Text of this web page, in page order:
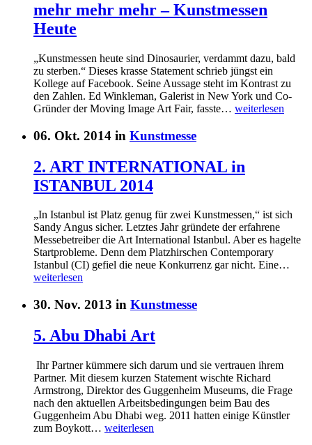
mehr mehr mehr – Kunstmessen
Heute
„Kunstmessen heute sind Dinosaurier, verdammt dazu, bald
zu sterben.“ Dieses krasse Statement schrieb jüngst ein
Kollege auf Facebook. Seine Aussage steht im Kontrast zu
den Zahlen. Ed Winkleman, Galerist in New York und Co-
Gründer der Moving Image Art Fair, fasste… weiterlesen
06. Okt. 2014 in Kunstmesse
2. ART INTERNATIONAL in
ISTANBUL 2014
„In Istanbul ist Platz genug für zwei Kunstmessen,“ ist sich
Sandy Angus sicher. Letztes Jahr gründete der erfahrene
Messebetreiber die Art International Istanbul. Aber es hagelte
Startprobleme. Denn dem Platzhirschen Contemporary
Istanbul (CI) gefiel die neue Konkurrenz gar nicht. Eine…
weiterlesen
30. Nov. 2013 in Kunstmesse
5. Abu Dhabi Art
Ihr Partner kümmere sich darum und sie vertrauen ihrem
Partner. Mit diesem kurzen Statement wischte Richard
Armstrong, Direktor des Guggenheim Museums, die Frage
nach den aktuellen Arbeitsbedingungen beim Bau des
Guggenheim Abu Dhabi weg. 2011 hatten einige Künstler
zum Boykott… weiterlesen